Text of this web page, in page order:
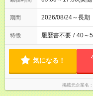
期間 2026/08/24～長
特徴 履歴書不要 / 40～
気になる！
掲載元企業名